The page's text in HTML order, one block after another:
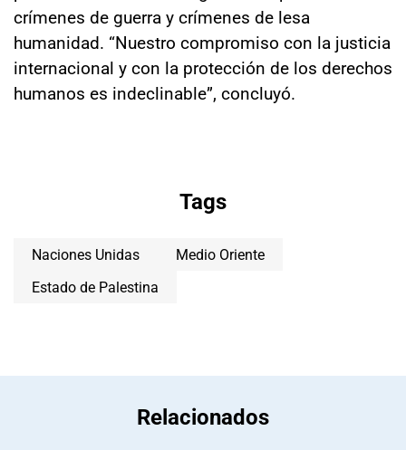
crímenes de guerra y crímenes de lesa
humanidad. “Nuestro compromiso con la justicia
internacional y con la protección de los derechos
humanos es indeclinable”, concluyó.
Tags
Naciones Unidas
Medio Oriente
Estado de Palestina
Relacionados